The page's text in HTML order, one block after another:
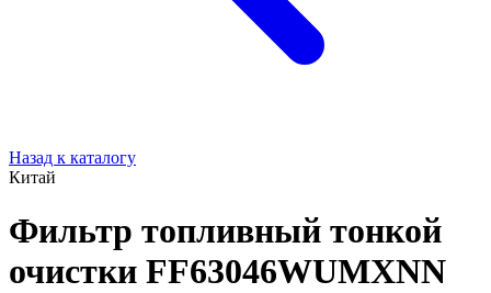
Назад к каталогу
Китай
Фильтр топливный тонкой
очистки FF63046WUMXNN